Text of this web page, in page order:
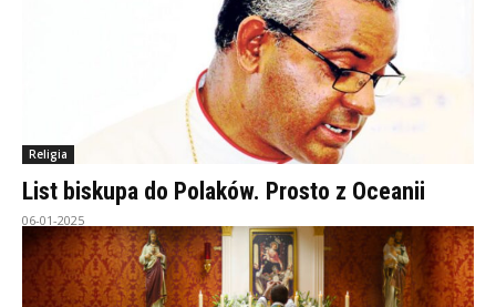
Religia
List biskupa do Polaków. Prosto z Oceanii
06-01-2025